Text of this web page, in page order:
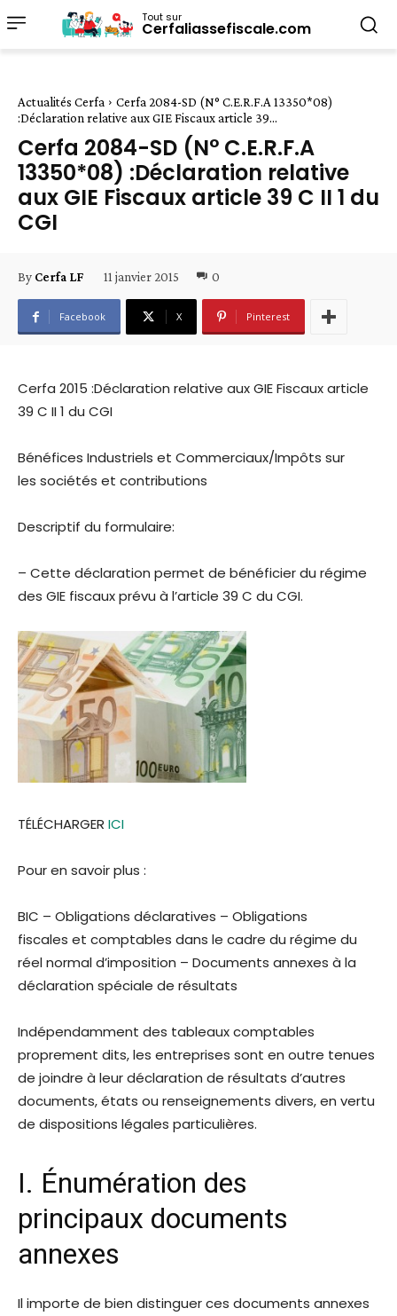
Tout sur
Cerfaliassefiscale.com
Actualités Cerfa
Cerfa 2084-SD (N° C.E.R.F.A 13350*08)
:Déclaration relative aux GIE Fiscaux article 39...
Cerfa 2084-SD (N° C.E.R.F.A
13350*08) :Déclaration relative
aux GIE Fiscaux article 39 C II 1 du
CGI
By Cerfa LF 11 janvier 2015 0
Facebook X Pinterest
Cerfa 2015 :Déclaration relative aux GIE Fiscaux article
39 C II 1 du CGI
Bénéfices Industriels et Commerciaux/Impôts sur
les sociétés et contributions
Descriptif du formulaire:
– Cette déclaration permet de bénéficier du régime
des GIE fiscaux prévu à l’article 39 C du CGI.
TÉLÉCHARGER ICI
Pour en savoir plus :
BIC – Obligations déclaratives – Obligations
fiscales et comptables dans le cadre du régime du
réel normal d’imposition – Documents annexes à la
déclaration spéciale de résultats
Indépendamment des tableaux comptables
proprement dits, les entreprises sont en outre tenues
de joindre à leur déclaration de résultats d’autres
documents, états ou renseignements divers, en vertu
de dispositions légales particulières.
I. Énumération des
principaux documents
annexes
Il importe de bien distinguer ces documents annexes